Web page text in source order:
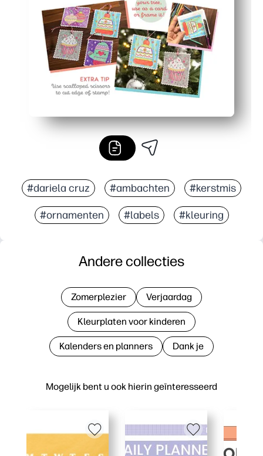
#dariela cruz #ambachten #kerstmis
#ornamenten #labels #kleuring
Mogelijk bent u ook hierin geïnteresseerd
Andere collecties
Zomerplezier Verjaardag
Kleurplaten voor kinderen
Kalenders en planners Dank je